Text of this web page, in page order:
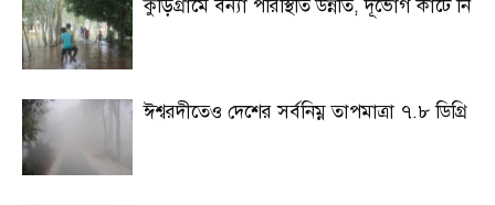
কুড়িগ্রামে বন্যা পরিস্থিতি উন্নতি, দূর্ভোগ কাটে নি
ঈশ্বরদীতেও দেশের সর্বনিম্ন তাপমাত্রা ৭.৮ ডিগ্রি